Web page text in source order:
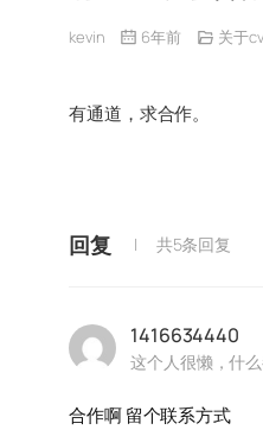
kevin 6年前 关于
有通道，求合作。
回复 共5条回复
1416634440
这个人很懒，什
合作啊 留个联系方式